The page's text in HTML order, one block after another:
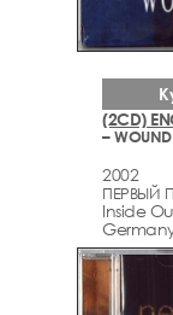
(2CD)
–
2002
ПЕРВЫЙ
Inside